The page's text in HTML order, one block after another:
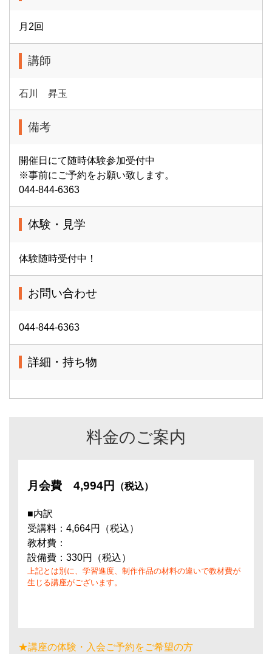
月2回
講師
石川 昇玉
備考
開催日にて随時体験参加受付中
※事前にご予約をお願い致します。
044-844-6363
体験・見学
体験随時受付中！
お問い合わせ
044-844-6363
詳細・持ち物
料金のご案内
月会費 4,994円 （税込）
■内訳
受講料：4,664円（税込）
教材費：
設備費：330円（税込）
上記とは別に、学習進度、制作作品の材料の違いで教材費が
生じる講座がございます。
★講座の体験・入会ご予約をご希望の方